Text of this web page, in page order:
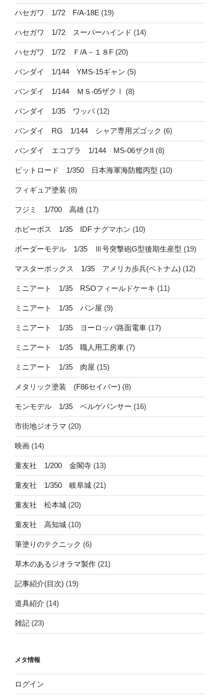
ハセガワ 1/72 F/A-18E (19)
ハセガワ 1/72 スーパーハインド (14)
ハセガワ 1/72 Ｆ/A－１８F (20)
バンダイ 1/144 YMS-15ギャン (5)
バンダイ 1/144 ＭＳ-05ザクⅠ (8)
バンダイ 1/35 ワッパ(12)
バンダイ RG 1/144 シャア専用ズゴック (6)
バンダイ エコプラ 1/144 MS-06ザクII (8)
ピットロード 1/350 日本海軍海防艦丙型 (10)
フィギュア塗装 (8)
フジミ 1/700 高雄 (17)
ホビーボス 1/35 IDF ナグマホン (10)
ボーダーモデル 1/35 Ⅲ号突撃砲G型後期生産型 (19)
マスターボックス 1/35 アメリカ歩兵(ベトナム) (12)
ミニアート 1/35 RSOフィールドケーキ (11)
ミニアート 1/35 パン屋 (9)
ミニアート 1/35 ヨーロッパ路面電車 (17)
ミニアート 1/35 職人用工房車 (7)
ミニアート 1/35 肉屋 (15)
メタリック塗装 (F86セイバー) (8)
モンモデル 1/35 ベルゲパンサー (16)
市街地ジオラマ (20)
映画 (14)
童友社 1/200 金閣寺 (13)
童友社 1/350 岐阜城 (21)
童友社 松本城 (20)
童友社 高知城 (10)
筆塗りのテクニック (6)
草木のあるジオラマ製作 (21)
記事紹介(目次) (19)
道具紹介 (14)
雑記 (23)
メタ情報
ログイン